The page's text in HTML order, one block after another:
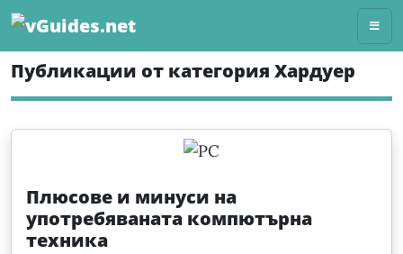
Skip
content
Публикации от категория Хардуер
Плюсове и минуси на
употребяваната компютърна
техника